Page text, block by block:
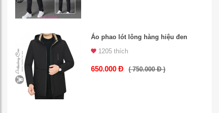
Áo phao lót lông hàng hiệu đen
1205 thích
650.000 Đ ( 750.000 Đ )